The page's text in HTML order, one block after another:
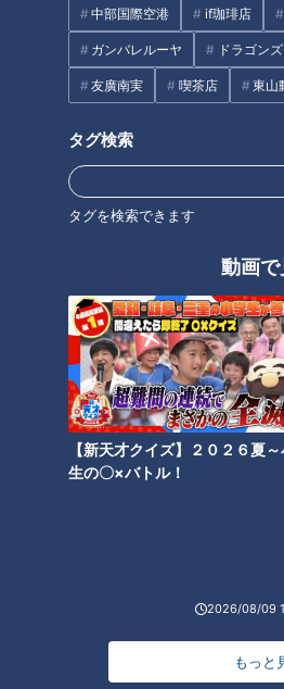
中部国際空港 if珈琲店
ガンバレルーヤ ドラゴンズ
友廣南実 喫茶店 東山
タグ検索
タグを検索できます
動画で
【新天才クイズ】２０２６夏
生の〇×バトル！
2026/08/09
もっと
氷！
スープジャーにいきなり具材を
入れてはダメ！？スープジャー
の熱々をキープするコツとは
コ”
グルメ おでかけ チャント！